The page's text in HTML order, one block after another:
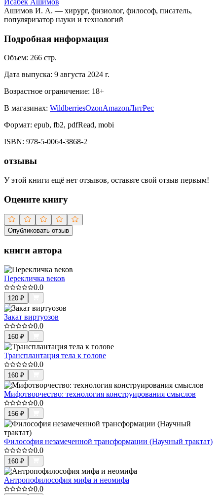
Исабек Ашимов
Ашимов И. А. — хирург, физиолог, философ, писатель,
популяризатор науки и технологий
Подробная информация
Объем: 266 стр.
Дата выпуска: 9 августа 2024 г.
Возрастное ограничение: 18+
В магазинах: WildberriesOzonAmazonЛитРес
Формат: epub, fb2, pdfRead, mobi
ISBN: 978-5-0064-3868-2
отзывы
У этой книги ещё нет отзывов, оставьте свой отзыв первым!
Оцените книгу
Опубликовать отзыв
книги автора
Перекличка веков
0.0
120 ₽
Закат виртуозов
0.0
160 ₽
Трансплантация тела к голове
0.0
160 ₽
Мифотворчество: технология конструирования смыслов
0.0
156 ₽
Философия незамеченной трансформации (Научный трактат)
0.0
160 ₽
Антропофилософия мифа и неомифа
0.0